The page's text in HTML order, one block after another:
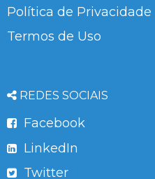
Política de Privacidade
Termos de Uso
REDES SOCIAIS
Facebook
LinkedIn
Twitter